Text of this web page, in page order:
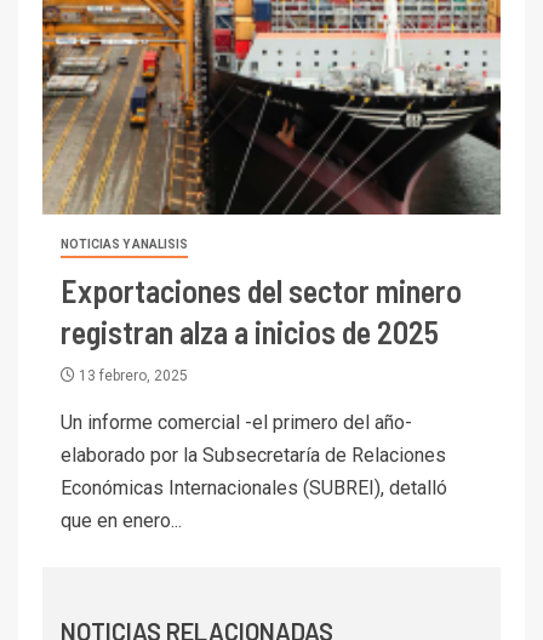
NOTICIAS Y ANALISIS
Exportaciones del sector minero
registran alza a inicios de 2025
13 febrero, 2025
Un informe comercial -el primero del año-
elaborado por la Subsecretaría de Relaciones
Económicas Internacionales (SUBREI), detalló
que en enero...
NOTICIAS RELACIONADAS
Codelco reporta Ebitda de US$
6.670 millones y mejora sus
indicadores financieros
1 I+D
Codelco Ventanas prueba
camión 100% eléctrico para
transportar cátodos al Puerto
I+D
Producción minera en mayo de
2026 cae 10,6%
3 I+D
PIB minero impacta el
crecimiento regional: Banco
Central reporta resultados
Cochilco: precio del cobre